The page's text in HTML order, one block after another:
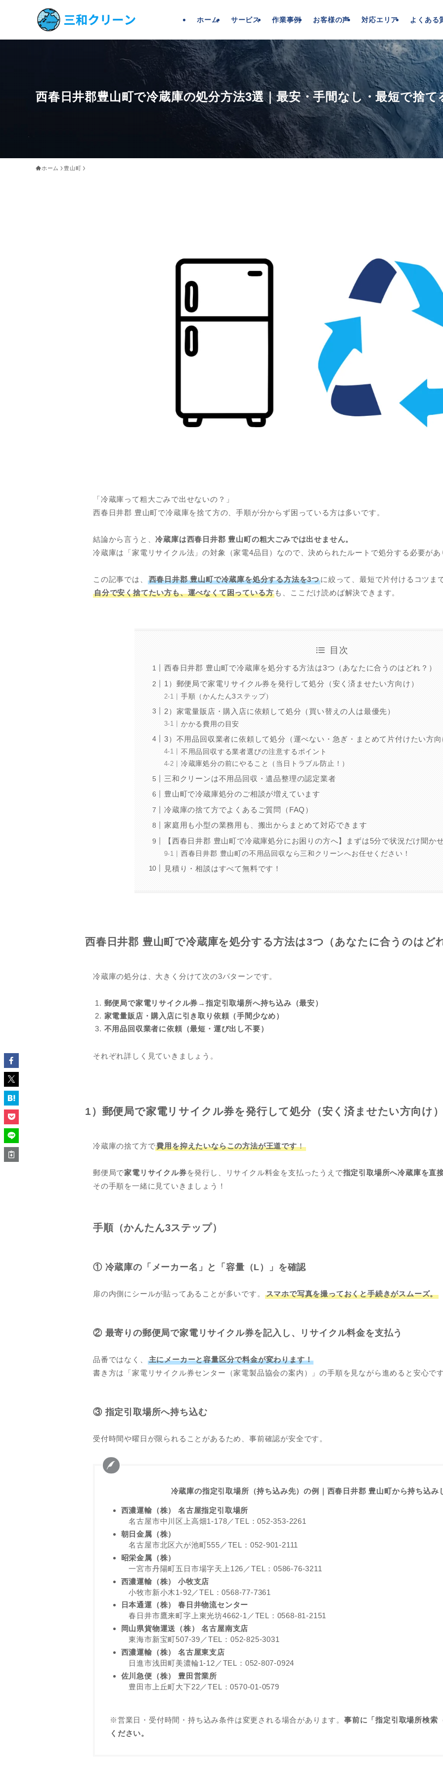
ホーム サービス 作業事例 お客様の声 対応エリア よくある
西春日井郡豊山町で冷蔵庫の処分方法3選｜最安・手間なし・最短で捨
ホーム 豊山町
「冷蔵庫って粗大ごみで出せないの？」
西春日井郡 豊山町で冷蔵庫を捨て方の、手順が分からず困っている方は多いです。
結論から言うと、冷蔵庫は西春日井郡 豊山町の粗大ごみでは出せません。
冷蔵庫は「家電リサイクル法」の対象（家電4品目）なので、決められたルートで処分する必要があ
この記事では、 西春日井郡豊山町で冷蔵庫を処分する方法を3つに絞って、最短で片付けるコツま
自分で安く捨てたい方も、運べなくて困っている方 も、ここだけ読めば解決できます。
目次
西春日井郡 豊山町で冷蔵庫を処分する方法は3つ（あなたに合うのはどれ？）
1）郵便局で家電リサイクル券を発行して処分（安く済ませたい方向け）
手順（かんたん3ステップ）
2）家電量販店・購入店に依頼して処分（買い替えの人は最優先）
かかる費用の目安
3）不用品回収業者に依頼して処分（運べない・急ぎ・まとめて片付けたい方
不用品回収する業者選びの注意するポイント
冷蔵庫処分の前にやること（当日トラブル防止！）
三和クリーンは不用品回収・遺品整理の認定業者
豊山町で冷蔵庫処分のご相談が増えています
冷蔵庫の捨て方でよくあるご質問（FAQ）
家庭用も小型の業務用も、搬出からまとめて対応できます
【西春日井郡 豊山町で冷蔵庫処分にお困りの方へ】まずは5分で状況だけ聞か
西春日井郡 豊山町の不用品回収なら三和クリーンへお任せください！
見積り・相談はすべて無料です！
西春日井郡 豊山町で冷蔵庫を処分する方法は3つ（あなたに合うのはど
冷蔵庫の処分は、大きく分けて次の3パターンです。
郵便局で家電リサイクル券→指定引取場所へ持ち込み（最安）
家電量販店・購入店に引き取り依頼（手間少なめ）
不用品回収業者に依頼（最短・運び出し不要）
それぞれ詳しく見ていきましょう。
1）郵便局で家電リサイクル券を発行して処分（安く済ませたい方向け
冷蔵庫の捨て方で費用を抑えたいならこの方法が王道です！
郵便局で家電リサイクル券を発行し、リサイクル料金を支払ったうえで指定引取場所へ冷蔵庫を直
その手順を一緒に見ていきましょう！
手順（かんたん3ステップ）
① 冷蔵庫の「メーカー名」と「容量（L）」を確認
扉の内側にシールが貼ってあることが多いです。 スマホで写真を撮っておくと手続きがスムーズ。
② 最寄りの郵便局で家電リサイクル券を記入し、リサイクル料金を支払う
品番ではなく、
主にメーカーと容量区分で料金が変わります！
書き方は「家電リサイクル券センター（家電製品協会の案内）」の手順を見ながら進めると安心で
③ 指定引取場所へ持ち込む
受付時間や曜日が限られることがあるため、事前確認が安全です。
冷蔵庫の指定引取場所（持ち込み先）の例｜ 西春日井郡 豊山町から持ち込み
西濃運輸（株） 名古屋指定引取場所
名古屋市中川区上高畑1-178／TEL：052-353-2261
朝日金属（株）
名古屋市北区六が池町555／TEL：052-901-2111
昭栄金属（株）
一宮市丹陽町五日市場字天上126／TEL：0586-76-3211
西濃運輸（株） 小牧支店
小牧市新小木1-92／TEL：0568-77-7361
日本通運（株） 春日井物流センター
春日井市鷹来町字上東光坊4662-1／TEL：0568-81-2151
岡山県貨物運送（株） 名古屋南支店
東海市新宝町507-39／TEL：052-825-3031
西濃運輸（株） 名古屋東支店
日進市浅田町美濃輪1-12／TEL：052-807-0924
佐川急便（株） 豊田営業所
豊田市上丘町大下22／TEL：0570-01-0579
※営業日・受付時間・持ち込み条件は変更される場合があります。 事前に「指定引取場所検索
ください。